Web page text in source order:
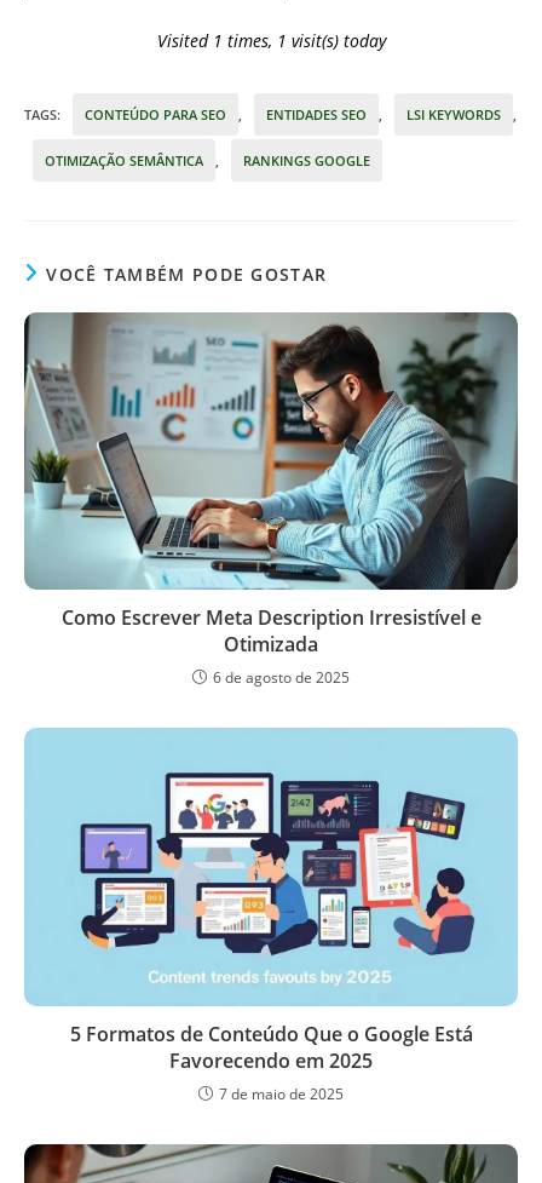
Visited 1 times, 1 visit(s) today
TAGS: CONTEÚDO PARA SEO ENTIDADES SEO LSI KEYWORDS
OTIMIZAÇÃO SEMÂNTICA RANKINGS GOOGLE
VOCÊ TAMBÉM PODE GOSTAR
Como Escrever Meta Description Irresistível e
Otimizada
6 de agosto de 2025
5 Formatos de Conteúdo Que o Google Está
Favorecendo em 2025
7 de maio de 2025